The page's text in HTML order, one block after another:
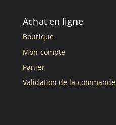
Achat en ligne
Boutique
Mon compte
Panier
Validation de la commande